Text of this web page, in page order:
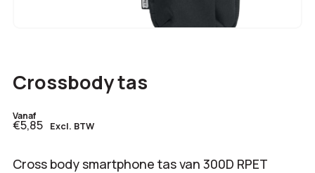
Crossbody tas
Vanaf
€5,85 Excl. BTW
Cross body smartphone tas van 300D RPET